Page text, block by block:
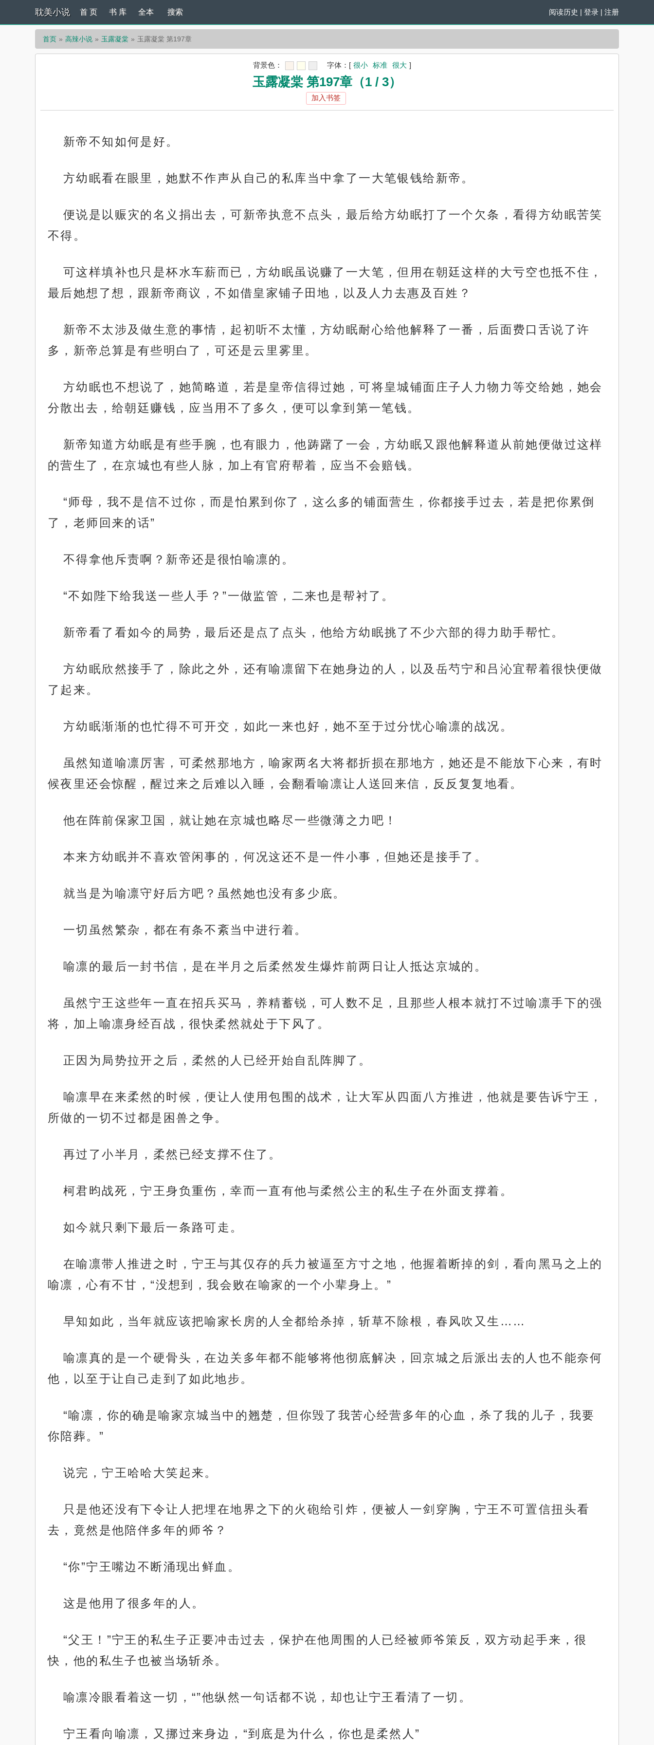
耽美小说 阅读历史 | 登录 | 注册
首 页 书 库 全本 搜索
首页 高辣小说 玉露凝棠 玉露凝棠 第197章
背景色： 字体： [ 很小 标准 很大 ]
玉露凝棠 第197章（1 / 3）
加入书签
新帝不知如何是好。
方幼眠看在眼里，她默不作声从自己的私库当中拿了一大笔银钱给新帝。
便说是以赈灾的名义捐出去，可新帝执意不点头，最后给方幼眠打了一个欠条，看得方幼眠苦笑
不得。
可这样填补也只是杯水车薪而已，方幼眠虽说赚了一大笔，但用在朝廷这样的大亏空也抵不住，
最后她想了想，跟新帝商议，不如借皇家铺子田地，以及人力去惠及百姓？
新帝不太涉及做生意的事情，起初听不太懂，方幼眠耐心给他解释了一番，后面费口舌说了许
多，新帝总算是有些明白了，可还是云里雾里。
方幼眠也不想说了，她简略道，若是皇帝信得过她，可将皇城铺面庄子人力物力等交给她，她会
分散出去，给朝廷赚钱，应当用不了多久，便可以拿到第一笔钱。
新帝知道方幼眠是有些手腕，也有眼力，他踌躇了一会，方幼眠又跟他解释道从前她便做过这样
的营生了，在京城也有些人脉，加上有官府帮着，应当不会赔钱。
“师母，我不是信不过你，而是怕累到你了，这么多的铺面营生，你都接手过去，若是把你累倒
了，老师回来的话”
不得拿他斥责啊？新帝还是很怕喻凛的。
“不如陛下给我送一些人手？”一做监管，二来也是帮衬了。
新帝看了看如今的局势，最后还是点了点头，他给方幼眠挑了不少六部的得力助手帮忙。
方幼眠欣然接手了，除此之外，还有喻凛留下在她身边的人，以及岳芍宁和吕沁宜帮着很快便做
了起来。
方幼眠渐渐的也忙得不可开交，如此一来也好，她不至于过分忧心喻凛的战况。
虽然知道喻凛厉害，可柔然那地方，喻家两名大将都折损在那地方，她还是不能放下心来，有时
候夜里还会惊醒，醒过来之后难以入睡，会翻看喻凛让人送回来信，反反复复地看。
他在阵前保家卫国，就让她在京城也略尽一些微薄之力吧！
本来方幼眠并不喜欢管闲事的，何况这还不是一件小事，但她还是接手了。
就当是为喻凛守好后方吧？虽然她也没有多少底。
一切虽然繁杂，都在有条不紊当中进行着。
喻凛的最后一封书信，是在半月之后柔然发生爆炸前两日让人抵达京城的。
虽然宁王这些年一直在招兵买马，养精蓄锐，可人数不足，且那些人根本就打不过喻凛手下的强
将，加上喻凛身经百战，很快柔然就处于下风了。
正因为局势拉开之后，柔然的人已经开始自乱阵脚了。
喻凛早在来柔然的时候，便让人使用包围的战术，让大军从四面八方推进，他就是要告诉宁王，
所做的一切不过都是困兽之争。
再过了小半月，柔然已经支撑不住了。
柯君昀战死，宁王身负重伤，幸而一直有他与柔然公主的私生子在外面支撑着。
如今就只剩下最后一条路可走。
在喻凛带人推进之时，宁王与其仅存的兵力被逼至方寸之地，他握着断掉的剑，看向黑马之上的
喻凛，心有不甘，“没想到，我会败在喻家的一个小辈身上。”
早知如此，当年就应该把喻家长房的人全都给杀掉，斩草不除根，春风吹又生……
喻凛真的是一个硬骨头，在边关多年都不能够将他彻底解决，回京城之后派出去的人也不能奈何
他，以至于让自己走到了如此地步。
“喻凛，你的确是喻家京城当中的翘楚，但你毁了我苦心经营多年的心血，杀了我的儿子，我要
你陪葬。”
说完，宁王哈哈大笑起来。
只是他还没有下令让人把埋在地界之下的火砲给引炸，便被人一剑穿胸，宁王不可置信扭头看
去，竟然是他陪伴多年的师爷？
“你”宁王嘴边不断涌现出鲜血。
这是他用了很多年的人。
“父王！”宁王的私生子正要冲击过去，保护在他周围的人已经被师爷策反，双方动起手来，很
快，他的私生子也被当场斩杀。
喻凛冷眼看着这一切，“”他纵然一句话都不说，却也让宁王看清了一切。
宁王看向喻凛，又挪过来身边，“到底是为什么，你也是柔然人”